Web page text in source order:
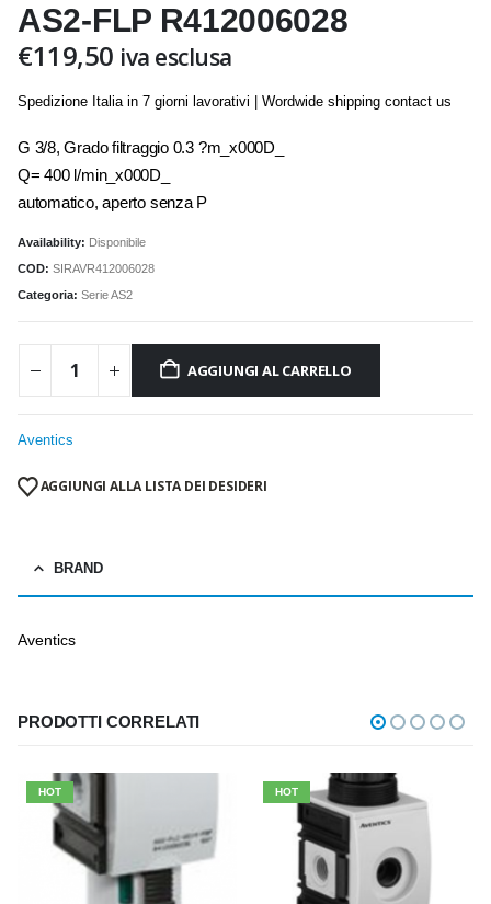
AS2-FLP R412006028
€119,50 iva esclusa
Spedizione Italia in 7 giorni lavorativi | Wordwide shipping contact us
G 3/8, Grado filtraggio 0.3 ?m_x000D_
Q= 400 l/min_x000D_
automatico, aperto senza P
Availability: Disponibile
COD: SIRAVR412006028
Categoria: Serie AS2
AGGIUNGI AL CARRELLO
Aventics
AGGIUNGI ALLA LISTA DEI DESIDERI
BRAND
Aventics
PRODOTTI CORRELATI
HOT HOT